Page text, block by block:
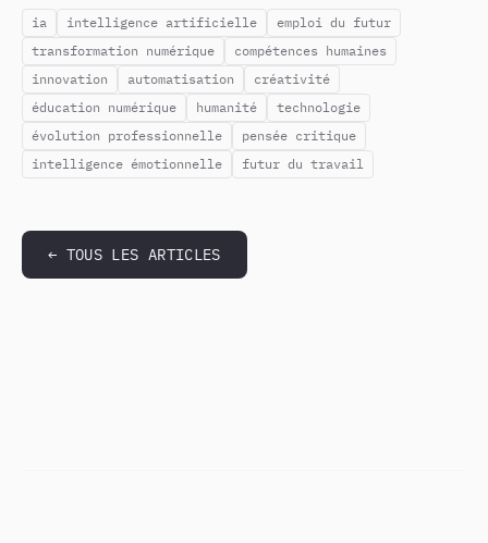
ia intelligence artificielle
emploi du futur
transformation numérique
compétences humaines
innovation
automatisation
créativité
éducation numérique
humanité
technologie
évolution professionnelle
pensée critique
intelligence émotionnelle
futur du travail
← TOUS LES ARTICLES